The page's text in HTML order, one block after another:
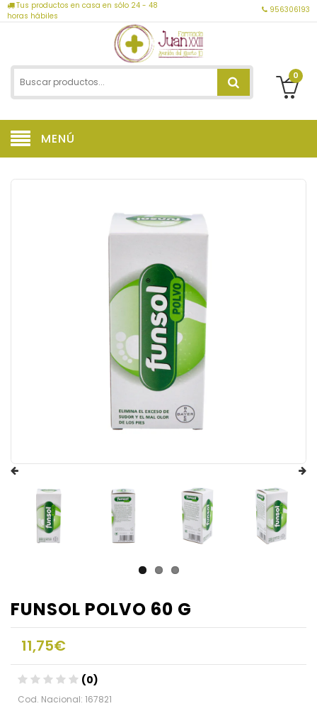
Tus productos en casa en sólo 24 - 48
horas hábiles
956306193
0
MENÚ
FUNSOL POLVO 60 G
11,75€
(0)
Cod. Nacional: 167821